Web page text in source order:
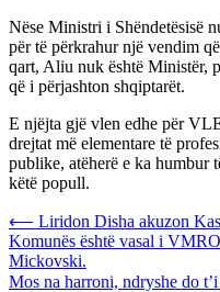
Nëse Ministri i Shëndetësisë
për të përkrahur një vendim
qart, Aliu nuk është Ministër,
që i përjashton shqiptarët.
E njëjta gjë vlen edhe për
drejtat më elementare të
publike, atëherë e ka humbur
këtë popull.
Post
navigation
⟵ Liridon Disha akuzon
Komunës është vasal i
Mickovski.
Mos na harroni, ndryshe do